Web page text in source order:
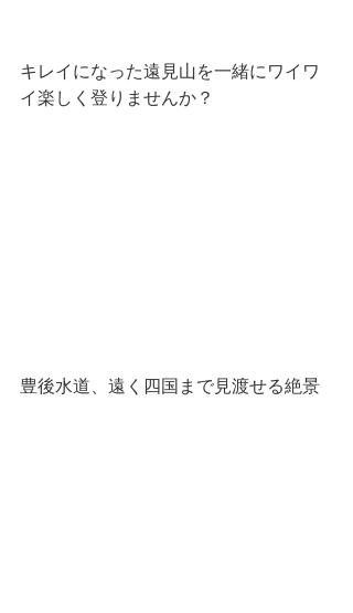
キレイになった遠見山を一緒にワイワ
イ楽しく登りませんか？
豊後水道、遠く四国まで見渡せる絶景